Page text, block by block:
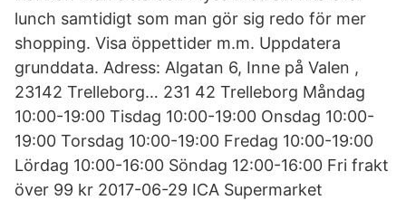
lunch samtidigt som man gör sig redo för mer
shopping. Visa öppettider m.m. Uppdatera
grunddata. Adress: Algatan 6, Inne på Valen ,
23142 Trelleborg… 231 42 Trelleborg Måndag
10:00-19:00 Tisdag 10:00-19:00 Onsdag 10:00-
19:00 Torsdag 10:00-19:00 Fredag 10:00-19:00
Lördag 10:00-16:00 Söndag 12:00-16:00 Fri frakt
över 99 kr 2017-06-29 ICA Supermarket